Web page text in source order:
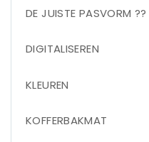
DE JUISTE PASVORM ??
DIGITALISEREN
KLEUREN
KOFFERBAKMAT